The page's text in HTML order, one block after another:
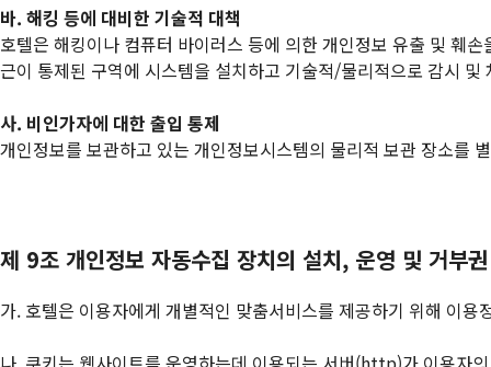
바. 해킹 등에 대비한 기술적 대책
호텔은 해킹이나 컴퓨터 바이러스 등에 의한 개인정보 유출 및 훼
근이 통제된 구역에 시스템을 설치하고 기술적/물리적으로 감시 및
사. 비인가자에 대한 출입 통제
개인정보를 보관하고 있는 개인정보시스템의 물리적 보관 장소를
제 9조 개인정보 자동수집 장치의 설치, 운영 및 거부권
가. 호텔은 이용자에게 개별적인 맞춤서비스를 제공하기 위해 이